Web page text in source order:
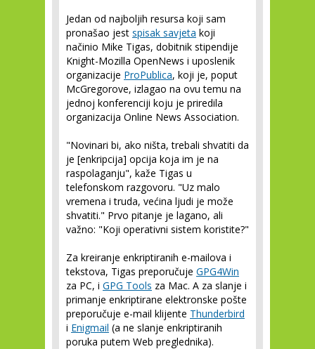
Jedan od najboljih resursa koji sam
pronašao jest spisak savjeta koji
načinio Mike Tigas, dobitnik stipendije
Knight-Mozilla OpenNews i uposlenik
organizacije ProPublica, koji je, poput
McGregorove, izlagao na ovu temu na
jednoj konferenciji koju je priredila
organizacija Online News Association.
"Novinari bi, ako ništa, trebali shvatiti da
je [enkripcija] opcija koja im je na
raspolaganju", kaže Tigas u
telefonskom razgovoru. "Uz malo
vremena i truda, većina ljudi je može
shvatiti." Prvo pitanje je lagano, ali
važno: "Koji operativni sistem koristite?"
Za kreiranje enkriptiranih e-mailova i
tekstova, Tigas preporučuje GPG4Win
za PC, i GPG Tools za Mac. A za slanje i
primanje enkriptirane elektronske pošte
preporučuje e-mail klijente Thunderbird
i Enigmail (a ne slanje enkriptiranih
poruka putem Web preglednika).